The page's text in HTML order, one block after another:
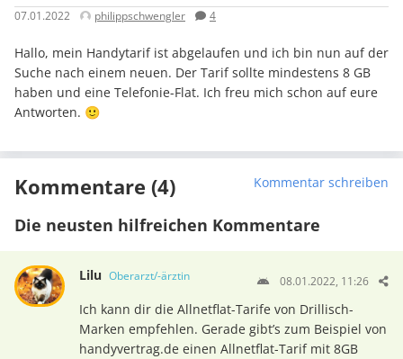
07.01.2022 philippschwengler 4
Hallo, mein Handytarif ist abgelaufen und ich bin nun auf der
Suche nach einem neuen. Der Tarif sollte mindestens 8 GB
haben und eine Telefonie-Flat. Ich freu mich schon auf eure
Antworten. 🙂
Kommentare (4) Kommentar schreiben
Die neusten hilfreichen Kommentare
Lilu Oberarzt/-ärztin 08.01.2022, 11:26
Ich kann dir die Allnetflat-Tarife von Drillisch-
Marken empfehlen. Gerade gibt’s zum Beispiel von
handyvertrag.de einen Allnetflat-Tarif mit 8GB